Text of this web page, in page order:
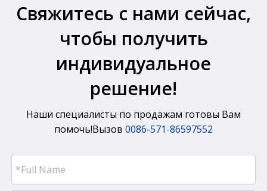
Свяжитесь с нами сейчас,
чтобы получить
индивидуальное
решение!
Наши специалисты по продажам готовы Вам
помочь!Вызов 0086-571-86597552